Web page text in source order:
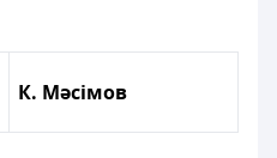
К. Мәсімов